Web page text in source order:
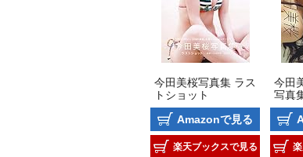
今田美桜写真集 ラス
トショット
Amazonで見る
楽天ブックスで見る
今田
写真